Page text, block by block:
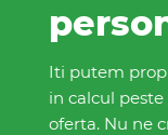
Iti putem
in calcul
oferta. Nu ne